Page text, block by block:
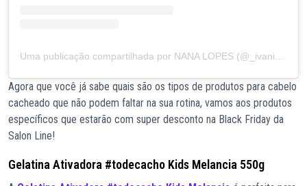
Agora que você já sabe quais são os tipos de produtos para cabelo
cacheado que não podem faltar na sua rotina, vamos aos produtos
específicos que estarão com super desconto na Black Friday da
Salon Line!
Gelatina Ativadora #todecacho Kids Melancia 550g